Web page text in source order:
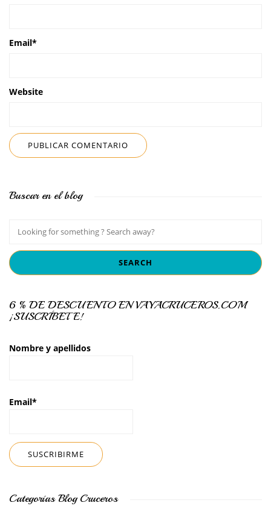
Email*
Website
Buscar en el blog
6 % DE DESCUENTO EN VAYACRUCEROS.COM
¡SUSCRÍBETE!
Nombre y apellidos
Email*
Categorías Blog Cruceros